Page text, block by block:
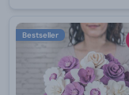
Bestseller